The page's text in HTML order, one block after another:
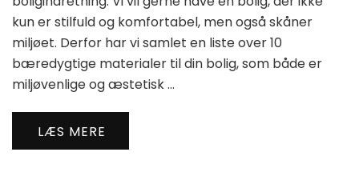
kun er stilfuld og komfortabel, men også skåner
miljøet. Derfor har vi samlet en liste over 10
bæredygtige materialer til din bolig, som både er
miljøvenlige og æstetisk …
LÆS MERE